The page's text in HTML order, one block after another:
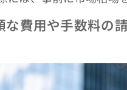
な費用や手数料の